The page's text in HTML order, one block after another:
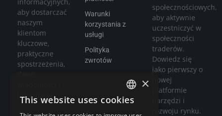
aby dostarczać
naszym
klientom
kluczowe,
praktyczne
spostrzeżenia,
dane,
informacje.
Warunki
korzystania z
usługi
Polityka
zwrotów
społecznościowych,
aby aktywnie
uczestniczyć w
społeczności
traderów.
Dowiedz się
jako pierwszy o
nowej
platformie
narzędzi i
rozwoju rynku.
ENGLISH
×
This website uses cookies